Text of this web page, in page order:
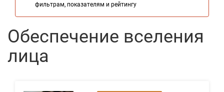
фильтрам, показателям и рейтингу
Обеспечение вселения
лица